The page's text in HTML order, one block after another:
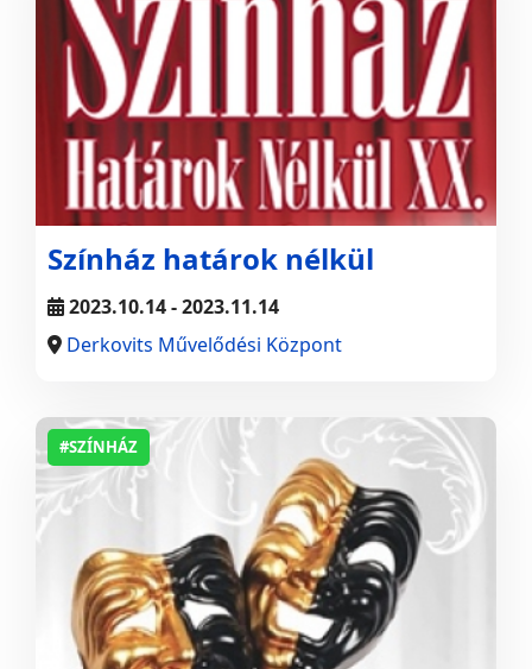
Színház határok nélkül
2023.10.14 - 2023.11.14
Derkovits Művelődési Központ
#SZÍNHÁZ